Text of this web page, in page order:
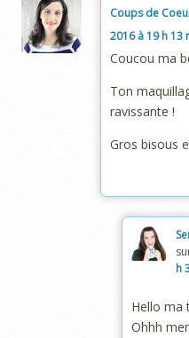
Coups de
2016 à 19 h 13
Coucou ma
Ton
ravissante !
Gros bisous
h
Hello ma
Ohhh